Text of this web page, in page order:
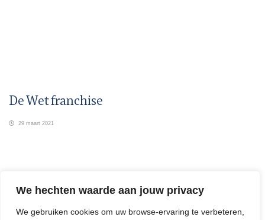
We hechten waarde aan jouw privacy
We gebruiken cookies om uw browse-ervaring te verbeteren,
De Wet franchise
29 maart 2021